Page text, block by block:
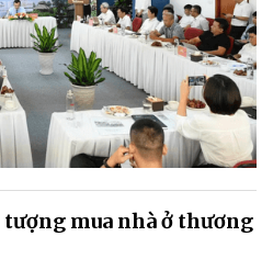
mua nhà ở thương